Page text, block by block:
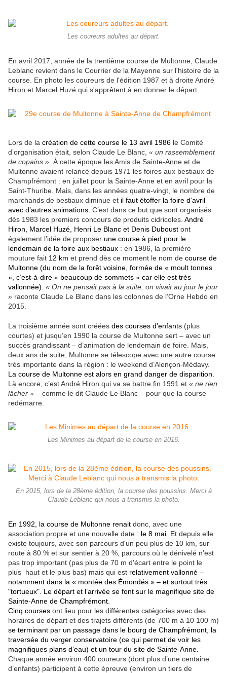
Les coureurs adultes au départ.
En avril 2017, année de la trentième course de Multonne, Claude
Leblanc revient dans le Courrier de la Mayenne sur l'histoire de la
course. En photo les coureurs de l'édition 1987 et à droite André
Hiron et Marcel Huzé qui s'apprêtent à en donner le départ.
Lors de la création de cette course le 13 avril 1986 le Comité
d’organisation était, selon Claude Le Blanc, « un rassemblement
de copains » . À cette époque les Amis de Sainte-Anne et de
Multonne avaient relancé depuis 1971 les foires aux bestiaux de
Champfrémont : en juillet pour la Sainte-Anne et en avril pour la
Saint-Thuribe. Mais, dans les années quatre-vingt, le nombre de
marchands de bestiaux diminue et il faut étoffer la foire d’avril
avec d’autres animations . C’est dans ce but que sont organisés
dès 1983 les premiers concours de produits cidricoles. André
Hiron, Marcel Huzé, Henri Le Blanc et Denis Duboust ont
également l’idée de proposer une course à pied pour le
lendemain de la foire aux bestiaux : en 1986, la première
mouture fait 12 km et prend dès ce moment le nom de course de
Multonne (du nom de la forêt voisine, formée de « moult tonnes
», c’est-à-dire « beaucoup de sommets » car elle est très
vallonnée) « On ne pensait pas à la suite, on vivait au jour le jour
» raconte Claude Le Blanc dans les colonnes de l’Orne Hebdo en
2015.
La troisième année sont créées des courses d’enfants (plus
courtes) et jusqu’en 1990 la course de Multonne sert – avec un
succès grandissant – d’animation de lendemain de foire. Mais,
deux ans de suite, Multonne se télescope avec une autre course
très importante dans la région : le weekend d’Alençon-Médavy.
La course de Multonne est alors en grand danger de disparition.
Là encore, c’est André Hiron qui va se battre fin 1991 et « ne rien
lâcher » – comme le dit Claude Le Blanc – pour que la course
redémarre.
Les Minimes au départ de la course en 2016.
En 2015, lors de la 28ème édition, la course des poussins. Merci à
Claude Leblanc qui nous a transmis la photo.
En 1992, la course de Multonne renait donc, avec une
association propre et une nouvelle date : le 8 mai . Et depuis elle
existe toujours, avec son parcours d'un peu plus de 10 km, sur
route à 80 % et sur sentier à 20 %, parcours où le dénivelé n’est
pas trop important (pas plus de 70 m d'écart entre le point le
plus haut et le plus bas) mais qui est relativement vallonné –
notamment dans la « montée des Émondés » – et surtout très
"tortueux". Le départ et l’arrivée se font sur le magnifique site de
Sainte-Anne de Champfrémont.
Cinq courses ont lieu pour les différentes catégories avec des
horaires de départ et des trajets différents (de 700 m à 10 100 m)
se terminant par un passage dans le bourg de Champfrémont, la
traversée du verger conservatoire (ce qui permet de voir les
magnifiques plans d’eau) et un tour du site de Sainte-Anne.
Chaque année environ 400 coureurs (dont plus d’une centaine
d’enfants) participent à cette épreuve (environ un tiers de